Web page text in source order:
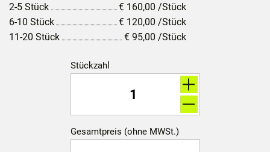
2-5 Stück
€ 160,00 /Stück
6-10 Stück
€ 120,00 /Stück
11-20 Stück
€ 95,00 /Stück
Stückzahl
Gesamtpreis (ohne MWSt.)